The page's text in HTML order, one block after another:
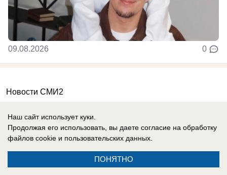
09.08.2026 0
Новости СМИ2
Реклама на сайте
Наш сайт использует куки.
Продолжая его использовать, вы даете согласие на обработку
файлов cookie и пользовательских данных.
ПОНЯТНО